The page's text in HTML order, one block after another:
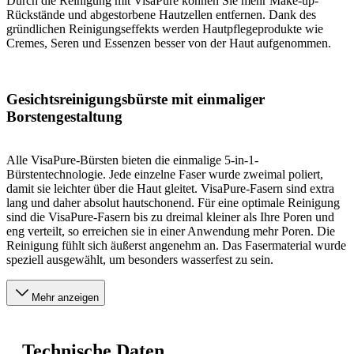
Rückstände und abgestorbene Hautzellen entfernen. Dank des
gründlichen Reinigungseffekts werden Hautpflegeprodukte wie
Cremes, Seren und Essenzen besser von der Haut aufgenommen.
Gesichtsreinigungsbürste mit einmaliger
Borstengestaltung
Alle VisaPure-Bürsten bieten die einmalige 5-in-1-
Bürstentechnologie. Jede einzelne Faser wurde zweimal poliert,
damit sie leichter über die Haut gleitet. VisaPure-Fasern sind extra
lang und daher absolut hautschonend. Für eine optimale Reinigung
sind die VisaPure-Fasern bis zu dreimal kleiner als Ihre Poren und
eng verteilt, so erreichen sie in einer Anwendung mehr Poren. Die
Reinigung fühlt sich äußerst angenehm an. Das Fasermaterial wurde
speziell ausgewählt, um besonders wasserfest zu sein.
Mehr anzeigen